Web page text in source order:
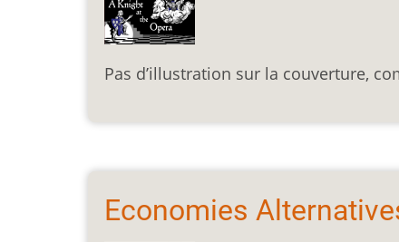
Pas d’illustration sur la couverture,
Economies